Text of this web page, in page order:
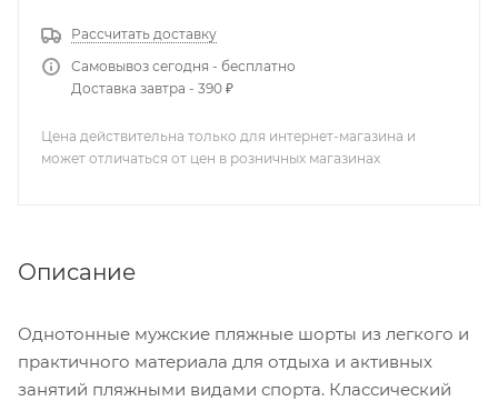
Рассчитать доставку
Самовывоз сегодня - бесплатно
Доставка завтра - 390 ₽
Цена действительна только для интернет-магазина и
может отличаться от цен в розничных магазинах
Описание
Однотонные мужские пляжные шорты из легкого и
практичного материала для отдыха и активных
занятий пляжными видами спорта. Классический